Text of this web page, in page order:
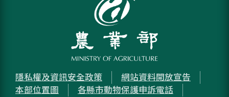
隱私權及資訊安全政策
網站資料開放宣告
本部位置圖
各縣市動物保護申訴電話